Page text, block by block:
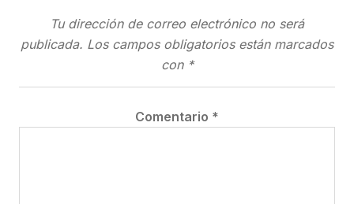
Tu dirección de correo electrónico no será
publicada. Los campos obligatorios están marcados
con *
Comentario *